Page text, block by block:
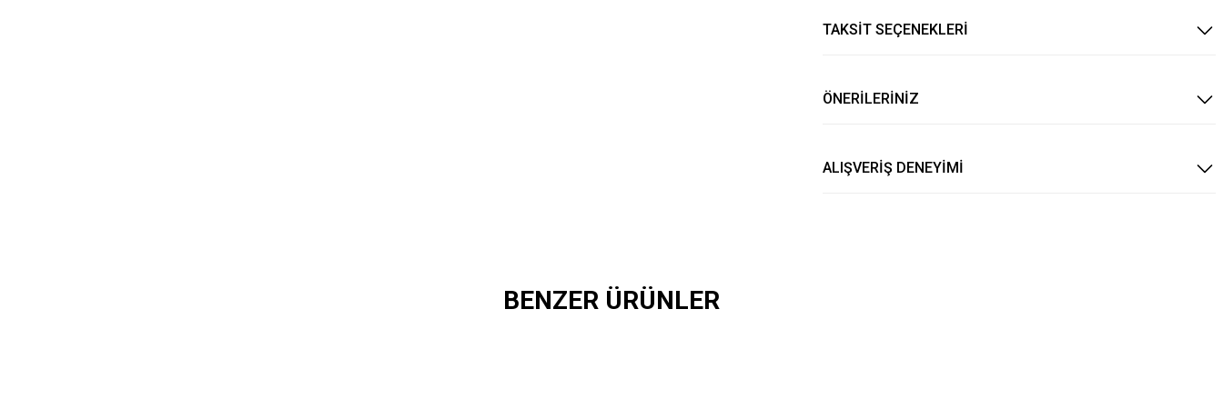
TAKSİT SEÇENEKLERİ
ÖNERİLERİNİZ
ALIŞVERİŞ DENEYİMİ
BENZER ÜRÜNLER